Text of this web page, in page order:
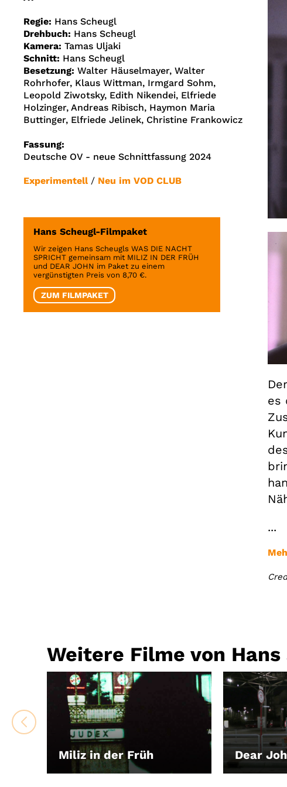
Regie: Hans Scheugl
Drehbuch: Hans Scheugl
Kamera: Tamas Uljaki
Schnitt: Hans Scheugl
Besetzung: Walter Häuselmayer, Walter
Rohrhofer, Klaus Wittman, Irmgard Sohm,
Leopold Ziwotsky, Edith Nikendei, Elfriede
Holzinger, Andreas Ribisch, Haymon Maria
Buttinger, Elfriede Jelinek, Christine Frankowicz
Fassung:
Deutsche OV - neue Schnittfassung 2024
Experimentell/ Neu im VOD CLUB
Hans Scheugl-Filmpaket
Wir zeigen Hans Scheugls WAS DIE NACHT
SPRICHT gemeinsam mit MILIZ IN DER FRÜH
und DEAR JOHN im Paket zu einem
vergünstigten Preis von 8,70 €.
ZUM FILMPAKET
es
...
Weitere Filme von Hans
Miliz in der Früh
LEIHEN Dear
LEIHEN